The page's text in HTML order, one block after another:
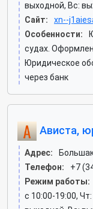
выходной, Вс:
Сайт:
xn--
Особенности:
судах.
Юридическое
через банк
Ависта,
Адрес:
Телефон:
+7
Режим работы:
c 10:00-19:00,